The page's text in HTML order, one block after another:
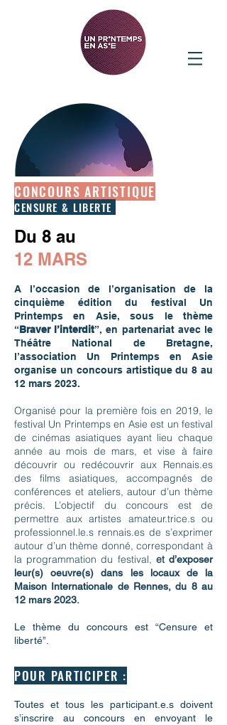
CONCOURS ARTISTIQUE
CENSURE & LIBERTE
Du 8 au
12 MARS
A l’occasion de l’organisation de la
cinquième édition du festival Un
Printemps en Asie, sous le thème
“Braver l’interdit”, en partenariat avec le
Théâtre National de Bretagne,
l’association Un Printemps en Asie
organise un concours artistique du 8 au
12 mars 2023.
Organisé pour la première fois en 2019, le
festival Un Printemps en Asie est un festival
de cinémas asiatiques ayant lieu chaque
année au mois de mars, et vise à faire
découvrir ou redécouvrir aux Rennais.es
des films asiatiques, accompagnés de
conférences et ateliers,autour d’un thème
précis. L’objectif du concours est de
permettre aux artistes amateur.trice.s ou
professionnel.le.s rennais.es de s’exprimer
autour d’un thème donné, correspondant à
la programmation du festival, etd’exposer
leur(s) oeuvre(s) dans les locaux de la
Maison Internationale de Rennes, du 8 au
12 mars 2023.
Le thème du concours est “Censure et
liberté”.
POUR PARTICIPER :
Toutes et tous les participant.e.s doivent
s’inscrire au concours en envoyant le